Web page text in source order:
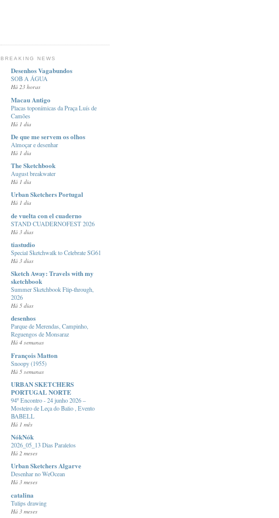
BREAKING NEWS
Desenhos Vagabundos
SOB A ÁGUA
Há 23 horas
Macau Antigo
Placas toponímicas da Praça Luís de
Camões
Há 1 dia
De que me servem os olhos
Almoçar e desenhar
Há 1 dia
The Sketchbook
August breakwater
Há 1 dia
Urban Sketchers Portugal
Há 1 dia
de vuelta con el cuaderno
STAND CUADERNOFEST 2026
Há 3 dias
tiastudio
Special Sketchwalk to Celebrate SG61
Há 3 dias
Sketch Away: Travels with my
sketchbook
Summer Sketchbook Flip-through,
2026
Há 5 dias
desenhos
Parque de Merendas, Campinho,
Reguengos de Monsaraz
Há 4 semanas
François Matton
Snoopy (1955)
Há 5 semanas
URBAN SKETCHERS
PORTUGAL NORTE
94º Encontro - 24 junho 2026 –
Mosteiro de Leça do Balio , Evento
BABELL
Há 1 mês
NókNók
2026_05_13 Dias Paralelos
Há 2 meses
Urban Sketchers Algarve
Desenhar no WeOcean
Há 3 meses
catalina
Tulips drawing
Há 3 meses